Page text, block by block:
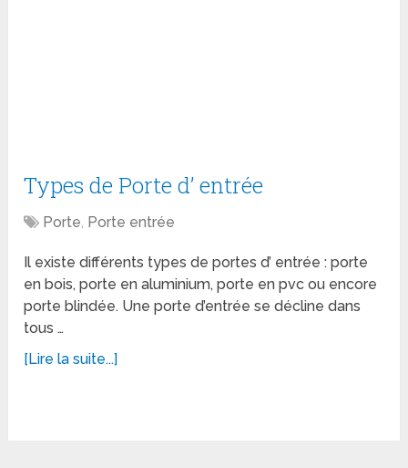
Types de Porte d’ entrée
Porte, Porte entrée
Il existe différents types de portes d’ entrée : porte
en bois, porte en aluminium, porte en pvc ou encore
porte blindée. Une porte d’entrée se décline dans
tous …
[Lire la suite...]